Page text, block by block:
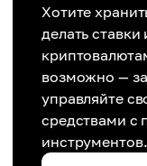
Хотите
делать ставки
возможно —
управляйте
средствами
инструментов.